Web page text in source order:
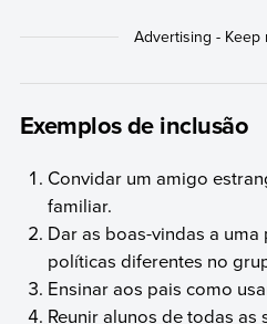
Exemplos de inclusão
Convidar um amigo
familiar.
Dar as boas-vindas a
políticas diferentes no
Ensinar aos pais como
Reunir alunos de todas